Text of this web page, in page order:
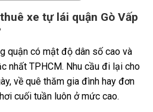
xe tự lái quận Gò Vấp
quận có mật độ dân số cao và
nhất TPHCM. Nhu cầu đi lại cho
về quê thăm gia đình hay đơn
cuối tuần luôn ở mức cao.